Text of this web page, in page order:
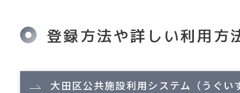
登録方法や詳しい利用方
大田区公共施設利用システム（うぐい